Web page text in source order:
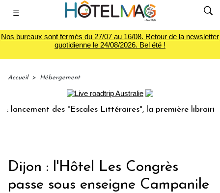
☰
Nos bureaux sont fermés du 27/07 au 16/08. Retour de la newsletter
quotidienne le 24/08/2026. Bel été !
Accueil > Hébergement
des "Escales Littéraires", la première librairie du
Dijon : l'Hôtel Les Congrès
passe sous enseigne Campanile